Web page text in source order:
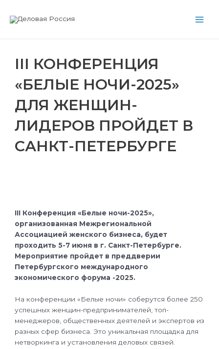
III КОНФЕРЕНЦИЯ
«БЕЛЫЕ НОЧИ-2025»
ДЛЯ ЖЕНЩИН-
ЛИДЕРОВ ПРОЙДЕТ В
САНКТ-ПЕТЕРБУРГЕ
e
o
n
v
k
e
o
n
o
d
n
o
l
a
s
s
n
e
o
n
t
e
l
e
r
a
m
e
o
n
w
h
a
t
a
p
p
III Конференция «Белые ночи-2025»,
организованная Межрегиональной
Ассоциацией женского бизнеса, будет
проходить 5-7 июня в г. Санкт-Петербурге.
Мероприятие пройдет в преддверии
Петербургского международного
экономического форума -2025.
На конференции «Белые ночи» соберутся более 250
успешных женщин-предпринимателей, топ-
менеджеров, общественных деятелей и экспертов из
разных сфер бизнеса. Это уникальная площадка для
нетворкинга и установления деловых связей.